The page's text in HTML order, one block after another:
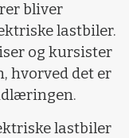
bliver
lastbiler.
og kursister
hvorved det er
lastbiler